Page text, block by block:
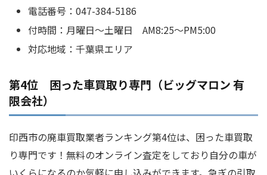
電話番号：047-384-5186
付時間：月曜日～土曜日 AM8:25～PM5:00
対応地域：千葉県エリア
第4位 困った車買取り専門（ビッグマロン 有
限会社）
印西市の廃車買取業者ランキング第4位は、困った車買取
り専門です！無料のオンライン査定をしており自分の車が